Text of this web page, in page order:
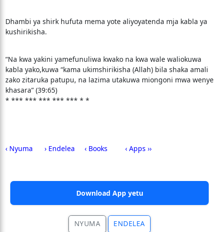
Dhambi ya shirk hufuta mema yote aliyoyatenda mja kabla ya
kushirikisha.
“Na kwa yakini yamefunuliwa kwako na kwa wale waliokuwa
kabla yako,kuwa “kama ukimshirikisha (Allah) bila shaka amali
zako zitaruka patupu, na lazima utakuwa miongoni mwa wenye
khasara” (39:65)
* *** *** *** *** *** * *
‹ Nyuma › Endelea ‹ Books ‹ Apps ››
Download App yetu
NYUMA ENDELEA